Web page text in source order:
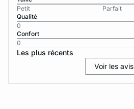
Petit
Parfait
Qualité
0
Confort
0
Les plus récents
Voir les avis